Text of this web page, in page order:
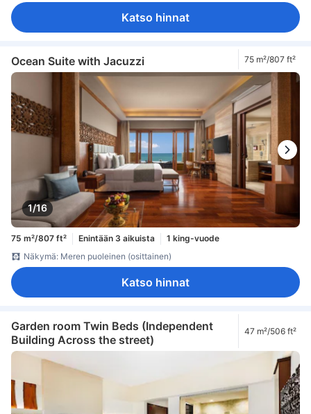
Katso hinnat
Ocean Suite with Jacuzzi 75 m²/807 ft²
1/16
75 m²/807 ft² Enintään 3 aikuista
1 king-vuode
Näkymä: Meren puoleinen (osittainen)
Katso hinnat
Garden room Twin Beds (Independent
Building Across the street)
47 m²/506 ft²